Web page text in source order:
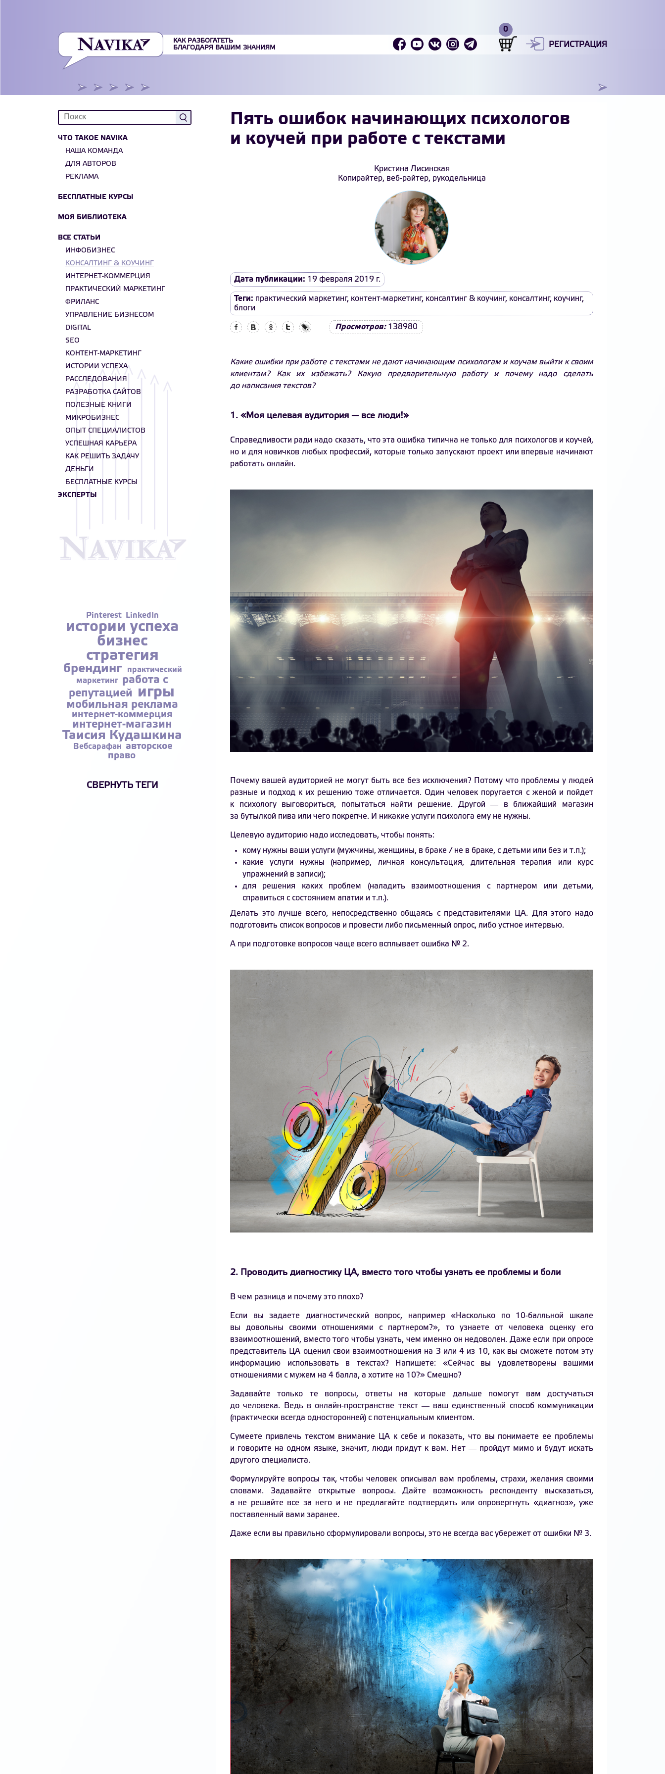
КАК РАЗБОГАТЕТЬ
БЛАГОДАРЯ ВАШИМ ЗНАНИЯМ
РЕГИСТРАЦИЯ
ЧТО ТАКОЕ NAVIKA
НАША КОМАНДА
ДЛЯ АВТОРОВ
РЕКЛАМА
БЕСПЛАТНЫЕ КУРСЫ
МОЯ БИБЛИОТЕКА
ВСЕ СТАТЬИ
ИНФОБИЗНЕС
КОНСАЛТИНГ & КОУЧИНГ
ИНТЕРНЕТ-КОММЕРЦИЯ
ПРАКТИЧЕСКИЙ МАРКЕТИНГ
ФРИЛАНС
УПРАВЛЕНИЕ БИЗНЕСОМ
DIGITAL
SEO
КОНТЕНТ-МАРКЕТИНГ
ИСТОРИИ УСПЕХА
РАССЛЕДОВАНИЯ
РАЗРАБОТКА САЙТОВ
ПОЛЕЗНЫЕ КНИГИ
МИКРОБИЗНЕС
ОПЫТ СПЕЦИАЛИСТОВ
УСПЕШНАЯ КАРЬЕРА
КАК РЕШИТЬ ЗАДАЧУ
ДЕНЬГИ
БЕСПЛАТНЫЕ КУРСЫ
ЭКСПЕРТЫ
Pinterest LinkedIn
истории успеха
бизнес
стратегия
брендинг
практический
маркетинг работа с
репутацией
игры
мобильная реклама
интернет-коммерция
интернет-магазин
Таисия Кудашкина
Вебсарафан
авторское
право
СВЕРНУТЬ ТЕГИ
Пять ошибок начинающих психологов
и коучей при работе с текстами
Кристина Лисинская
Копирайтер, веб-райтер, рукодельница
Дата публикации: 19 февраля 2019 г.
Теги: практический маркетинг, контент-маркетинг, консалтинг & коучинг, консалтинг, коучинг,
блоги
Просмотров:138980
Какие ошибки при работе с текстами не дают начинающим психологам и коучам выйти к своим
клиентам? Как их избежать? Какую предварительную работу и почему надо сделать
до написания текстов?
1. «Моя целевая аудитория — все люди!»
Справедливости ради надо сказать, что эта ошибка типична не только для психологов и коучей,
но и для новичков любых профессий, которые только запускают проект или впервые начинают
работать онлайн.
Почему вашей аудиторией не могут быть все без исключения? Потому что проблемы у людей
разные и подход к их решению тоже отличается. Один человек поругается с женой и пойдет
к психологу выговориться, попытаться найти решение. Другой ― в ближайший магазин
за бутылкой пива или чего покрепче. И никакие услуги психолога ему не нужны.
Целевую аудиторию надо исследовать, чтобы понять:
кому нужны ваши услуги (мужчины, женщины, в браке / не в браке, с детьми или без и т.п.);
какие услуги нужны (например, личная консультация, длительная терапия или курс
упражнений в записи);
для решения каких проблем (наладить взаимоотношения с партнером или детьми,
справиться с состоянием апатии и т.п.).
Делать это лучше всего, непосредственно общаясь с представителями ЦА. Для этого надо
подготовить список вопросов и провести либо письменный опрос, либо устное интервью.
А при подготовке вопросов чаще всего всплывает ошибка № 2.
2. Проводить диагностику ЦА, вместо того чтобы узнать ее проблемы и боли
В чем разница и почему это плохо?
Если вы задаете диагностический вопрос, например «Насколько по 10-балльной шкале
вы довольны своими отношениями с партнером?», то узнаете от человека оценку его
взаимоотношений, вместо того чтобы узнать, чем именно он недоволен. Даже если при опросе
представитель ЦА оценил свои взаимоотношения на 3 или 4 из 10, как вы сможете потом эту
информацию использовать в текстах? Напишете: «Сейчас вы удовлетворены вашими
отношениями с мужем на 4 балла, а хотите на 10?» Смешно?
Задавайте только те вопросы, ответы на которые дальше помогут вам достучаться
до человека. Ведь в онлайн-пространстве текст ― ваш единственный способ коммуникации
(практически всегда односторонней) с потенциальным клиентом.
Сумеете привлечь текстом внимание ЦА к себе и показать, что вы понимаете ее проблемы
и говорите на одном языке, значит, люди придут к вам. Нет ― пройдут мимо и будут искать
другого специалиста.
Формулируйте вопросы так, чтобы человек описывал вам проблемы, страхи, желания своими
словами. Задавайте открытые вопросы. Дайте возможность респонденту высказаться,
а не решайте все за него и не предлагайте подтвердить или опровергнуть «диагноз», уже
поставленный вами заранее.
Даже если вы правильно сформулировали вопросы, это не всегда вас убережет от ошибки № 3.